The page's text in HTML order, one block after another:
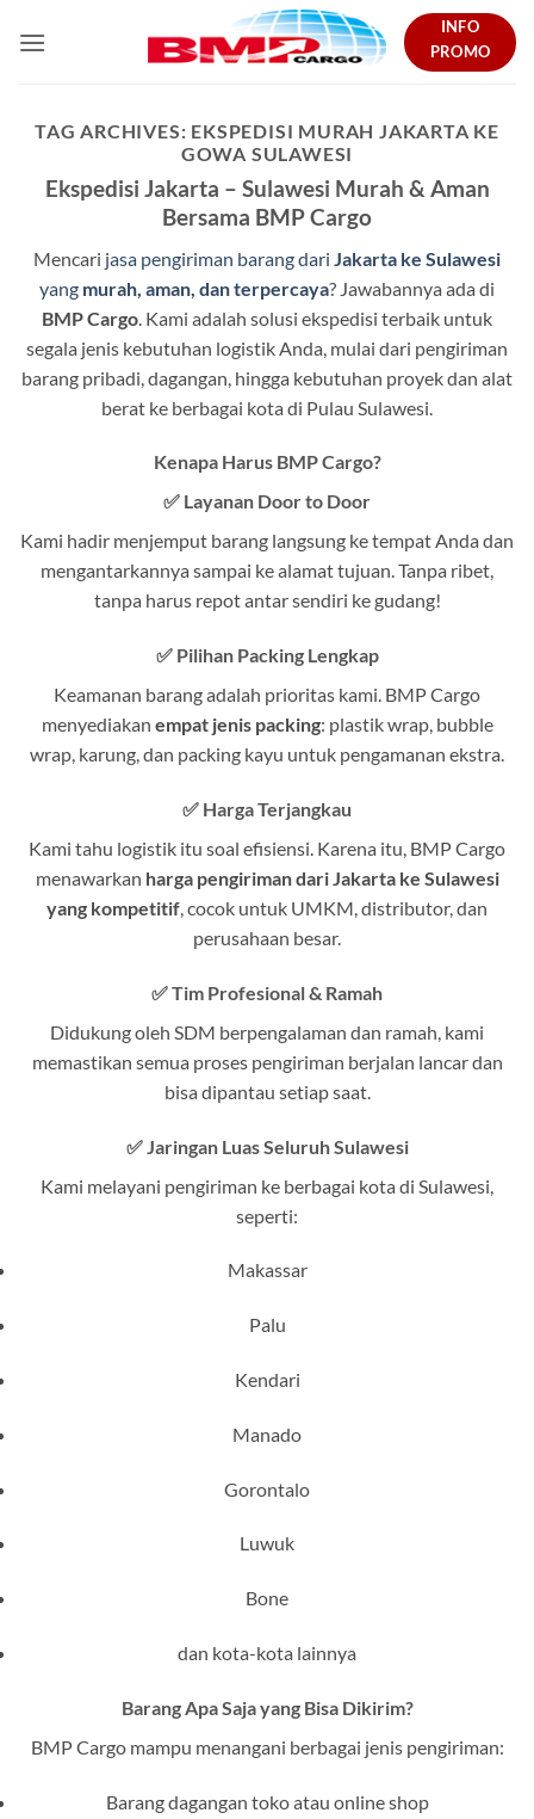
INFO
PROMO
TAG ARCHIVES: EKSPEDISI MURAH JAKARTA KE
GOWA SULAWESI
Ekspedisi Jakarta – Sulawesi Murah & Aman
Bersama BMP Cargo
Mencari jasa pengiriman barang dari Jakarta ke Sulawesi
yang murah, aman, dan terpercaya? Jawabannya ada di
BMP Cargo . Kami adalah solusi ekspedisi terbaik untuk
segala jenis kebutuhan logistik Anda, mulai dari pengiriman
barang pribadi, dagangan, hingga kebutuhan proyek dan alat
berat ke berbagai kota di Pulau Sulawesi.
Kenapa Harus BMP Cargo?
✅ Layanan Door to Door
Kami hadir menjemput barang langsung ke tempat Anda dan
mengantarkannya sampai ke alamat tujuan. Tanpa ribet,
tanpa harus repot antar sendiri ke gudang!
✅ Pilihan Packing Lengkap
Keamanan barang adalah prioritas kami. BMP Cargo
menyediakan empat jenis packing: plastik wrap, bubble
wrap, karung, dan packing kayu untuk pengamanan ekstra.
✅ Harga Terjangkau
Kami tahu logistik itu soal efisiensi. Karena itu, BMP Cargo
menawarkan harga pengiriman dari Jakarta ke Sulawesi
yang kompetitif, cocok untuk UMKM, distributor, dan
perusahaan besar.
✅Tim Profesional & Ramah
Didukung oleh SDM berpengalaman dan ramah, kami
memastikan semua proses pengiriman berjalan lancar dan
bisa dipantau setiap saat.
✅ Jaringan Luas Seluruh Sulawesi
Kami melayani pengiriman ke berbagai kota di Sulawesi,
seperti:
Makassar
Palu
Kendari
Manado
Gorontalo
Luwuk
Bone
dan kota-kota lainnya
Barang Apa Saja yang Bisa Dikirim?
BMP Cargo mampu menangani berbagai jenis pengiriman:
Barang dagangan toko atau online shop